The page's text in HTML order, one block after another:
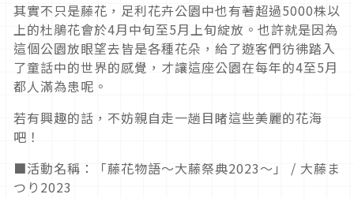
其實不只是藤花，足利花卉公園中也有著超過5000株以
上的杜鵑花會於4月中旬至5月上旬綻放。也許就是因為
這個公園放眼望去皆是各種花朵，給了遊客們彷彿踏入
了童話中的世界的感覺，才讓這座公園在每年的4至5月
都人滿為患呢。
若有興趣的話，不妨親自走一趟目睹這些美麗的花海
吧！
■活動名稱：「藤花物語～大藤祭典2023～」 / 大藤ま
つり2023